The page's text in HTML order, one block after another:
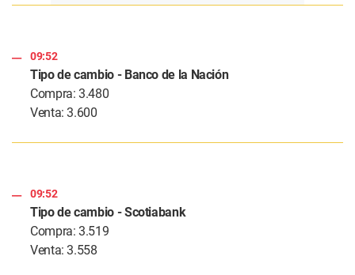
09:52
Tipo de cambio - Banco de la Nación
Compra: 3.480
Venta: 3.600
09:52
Tipo de cambio - Scotiabank
Compra: 3.519
Venta: 3.558